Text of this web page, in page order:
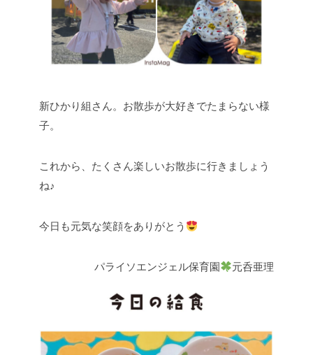
新ひかり組さん。お散歩が大好きでたまらない様
子。
これから、たくさん楽しいお散歩に行きましょう
ね♪
今日も元気な笑顔をありがとう
パライソエンジェル保育園 元呑亜理